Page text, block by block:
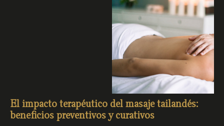
El impacto terapéutico del masaje tailandés:
beneficios preventivos y curativos